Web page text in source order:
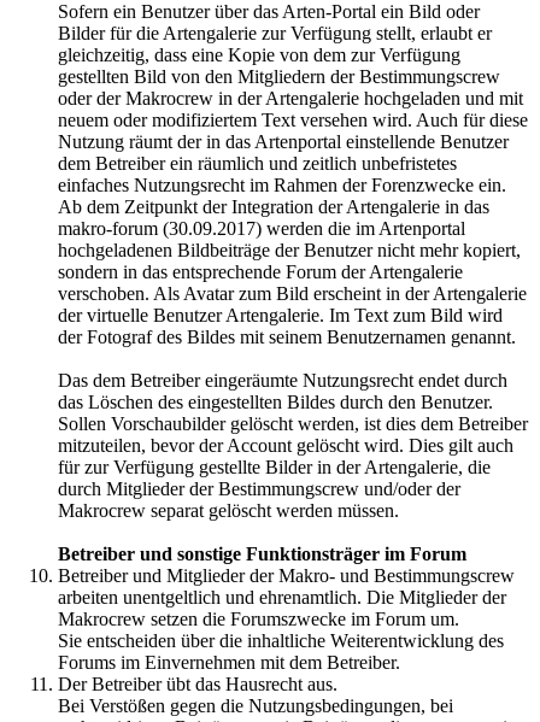
Sofern ein Benutzer über das Arten-Portal ein Bild oder
Bilder für die Artengalerie zur Verfügung stellt, erlaubt er
gleichzeitig, dass eine Kopie von dem zur Verfügung
gestellten Bild von den Mitgliedern der Bestimmungscrew
oder der Makrocrew in der Artengalerie hochgeladen und mit
neuem oder modifiziertem Text versehen wird. Auch für diese
Nutzung räumt der in das Artenportal einstellende Benutzer
dem Betreiber ein räumlich und zeitlich unbefristetes
einfaches Nutzungsrecht im Rahmen der Forenzwecke ein.
Ab dem Zeitpunkt der Integration der Artengalerie in das
makro-forum (30.09.2017) werden die im Artenportal
hochgeladenen Bildbeiträge der Benutzer nicht mehr kopiert,
sondern in das entsprechende Forum der Artengalerie
verschoben. Als Avatar zum Bild erscheint in der Artengalerie
der virtuelle Benutzer Artengalerie. Im Text zum Bild wird
der Fotograf des Bildes mit seinem Benutzernamen genannt.
Das dem Betreiber eingeräumte Nutzungsrecht endet durch
das Löschen des eingestellten Bildes durch den Benutzer.
Sollen Vorschaubilder gelöscht werden, ist dies dem Betreiber
mitzuteilen, bevor der Account gelöscht wird. Dies gilt auch
für zur Verfügung gestellte Bilder in der Artengalerie, die
durch Mitglieder der Bestimmungscrew und/oder der
Makrocrew separat gelöscht werden müssen.
Betreiber und sonstige Funktionsträger im Forum
Betreiber und Mitglieder der Makro- und Bestimmungscrew
arbeiten unentgeltlich und ehrenamtlich. Die Mitglieder der
Makrocrew setzen die Forumszwecke im Forum um.
Sie entscheiden über die inhaltliche Weiterentwicklung des
Forums im Einvernehmen mit dem Betreiber.
Der Betreiber übt das Hausrecht aus.
Bei Verstößen gegen die Nutzungsbedingungen, bei